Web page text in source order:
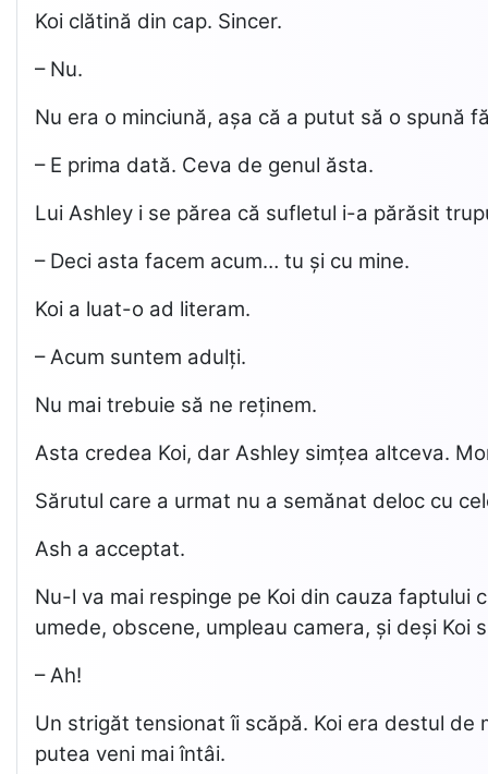
Koi clătină din cap. Sincer.
– Nu.
Nu era o minciună, așa că a putut să o spună
– E prima dată. Ceva de genul ăsta.
Lui Ashley i se părea că sufletul i-a părăsit
– Deci asta facem acum… tu și cu mine.
Koi a luat-o ad literam.
– Acum suntem adulți.
Nu mai trebuie să ne reținem.
Asta credea Koi, dar Ashley simțea altceva.
Sărutul care a urmat nu a semănat deloc cu
Ash a acceptat.
Nu-l va mai respinge pe Koi din cauza faptului
umede, obscene, umpleau camera, și deși
– Ah!
Un strigăt tensionat îi scăpă. Koi era destul
putea veni mai întâi.